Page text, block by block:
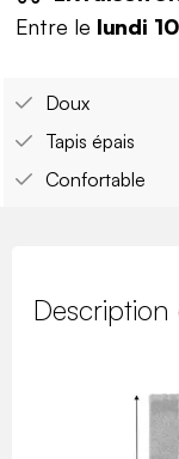
Entre le lundi
Doux
Tapis épais
Confortable